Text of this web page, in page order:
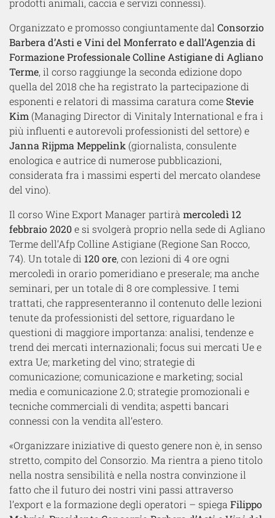
prodotti animali, caccia e servizi connessi).
Organizzato e promosso congiuntamente dal Consorzio
Barbera d’Asti e Vini del Monferrato e dall’Agenzia di
Formazione Professionale Colline Astigiane di Agliano
Terme, il corso raggiunge la seconda edizione dopo
quella del 2018 che ha registrato la partecipazione di
esponenti e relatori di massima caratura come Stevie
Kim (Managing Director di Vinitaly International e fra i
più influenti e autorevoli professionisti del settore) e
Janna Rijpma Meppelink (giornalista, consulente
enologica e autrice di numerose pubblicazioni,
considerata fra i massimi esperti del mercato olandese
del vino).
Il corso Wine Export Manager partiràmercoledì 12
febbraio 2020e si svolgerà proprio nella sede di Agliano
Terme dell’Afp Colline Astigiane (Regione San Rocco,
74). Un totale di 120 ore, con lezioni di 4 ore ogni
mercoledì in orario pomeridiano e preserale; ma anche
seminari, per un totale di 8 ore complessive. I temi
trattati, che rappresenteranno il contenuto delle lezioni
tenute da professionisti del settore, riguardano le
questioni di maggiore importanza: analisi, tendenze e
trend dei mercati internazionali; focus sui mercati Ue e
extra Ue; marketing del vino; strategie di
comunicazione; comunicazione e marketing; social
media e comunicazione 2.0; strategie promozionali e
tecniche commerciali di vendita; aspetti bancari
connessi con la vendita all’estero.
«Organizzare iniziative di questo genere non è, in senso
stretto, compito del Consorzio. Ma rientra a pieno titolo
nella nostra sensibilità e nella nostra convinzione il
fatto che il futuro dei nostri vini passi attraverso
l’export e la formazione degli operatori – spiegaFilippo